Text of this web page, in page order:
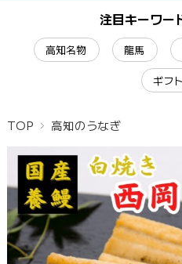
注目キーワー
高知名物 龍馬
ギフト
TOP 高知のうなぎ